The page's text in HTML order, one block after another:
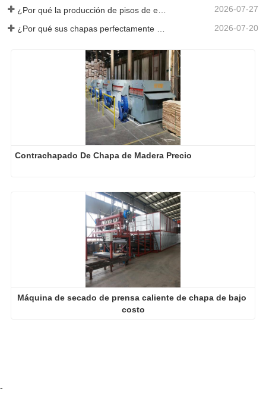
2026-07-27
2026-07-20
Contrachapado De Chapa de Madera Precio
Máquina de secado de prensa caliente de chapa de bajo
costo
-